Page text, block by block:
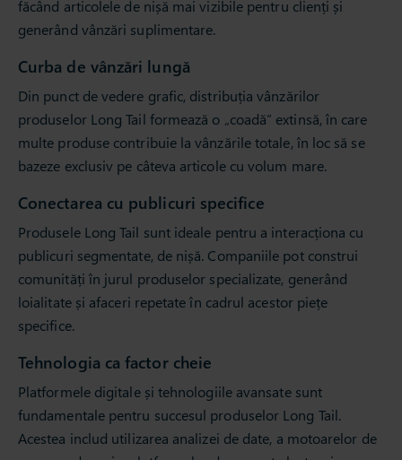
făcând articolele de nișă mai vizibile pentru clienți și
generând vânzări suplimentare.
Curba de vânzări lungă
Din punct de vedere grafic, distribuția vânzărilor
produselor Long Tail formează o „coadă” extinsă, în care
multe produse contribuie la vânzările totale, în loc să se
bazeze exclusiv pe câteva articole cu volum mare.
Conectarea cu publicuri specifice
Produsele Long Tail sunt ideale pentru a interacționa cu
publicuri segmentate, de nișă. Companiile pot construi
comunități în jurul produselor specializate, generând
loialitate și afaceri repetate în cadrul acestor piețe
specifice.
Tehnologia ca factor cheie
Platformele digitale și tehnologiile avansate sunt
fundamentale pentru succesul produselor Long Tail.
Acestea includ utilizarea analizei de date, a motoarelor de